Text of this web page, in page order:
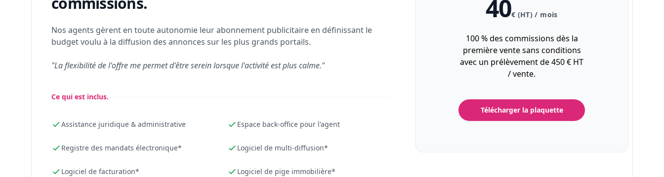
Nos agents gèrent en toute autonomie leur abonnement publicitaire en définissant le
budget voulu à la diffusion des annonces sur les plus grands portails.
"La flexibilité de l'offre me permet d'être serein lorsque l'activité est plus calme."
Ce qui est inclus.
Assistance juridique & administrative Espace back-office pour l'agent
Registre des mandats électronique* Logiciel de multi-diffusion*
Logiciel de facturation* Logiciel de pige immobilière*
40€ (HT) / mois
100 % des commissions dès la
première vente sans conditions
avec un prélèvement de 450 € HT
/ vente.
Télécharger la plaquette